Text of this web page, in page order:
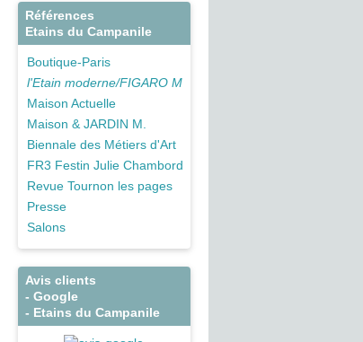
Références
Etains du Campanile
Boutique-Paris
l'Etain moderne/FIGARO M
Maison Actuelle
Maison & JARDIN M.
Biennale des Métiers d'Art
FR3 Festin Julie Chambord
Revue Tournon les pages
Presse
Salons
Avis clients
- Google
- Etains du Campanile